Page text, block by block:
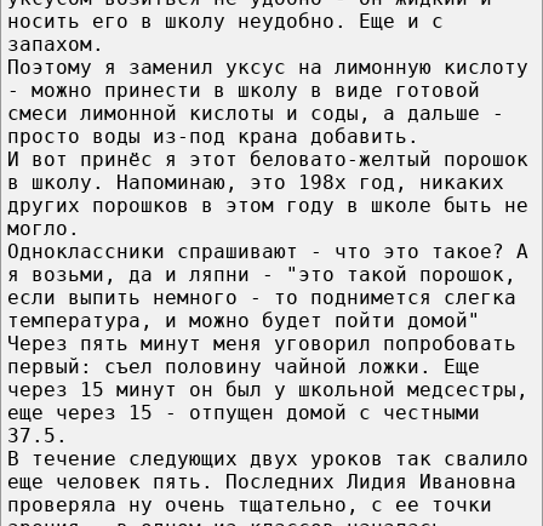
носить его в школу неудобно. Еще и с
запахом.
Поэтому я заменил уксус на лимонную кислоту
- можно принести в школу в виде готовой
смеси лимонной кислоты и соды, а дальше -
просто воды из-под крана добавить.
И вот принёс я этот беловато-желтый порошок
в школу. Напоминаю, это 198x год, никаких
других порошков в этом году в школе быть не
могло.
Одноклассники спрашивают - что это такое? А
я возьми, да и ляпни - "это такой порошок,
если выпить немного - то поднимется слегка
температура, и можно будет пойти домой"
Через пять минут меня уговорил попробовать
первый: съел половину чайной ложки. Еще
через 15 минут он был у школьной медсестры,
еще через 15 - отпущен домой с честными
37.5.
В течение следующих двух уроков так свалило
еще человек пять. Последних Лидия Ивановна
проверяла ну очень тщательно, с ее точки